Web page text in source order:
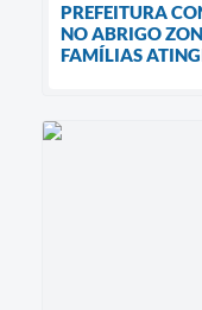
PREFEITURA
NO ABRIGO
FAMÍLIAS